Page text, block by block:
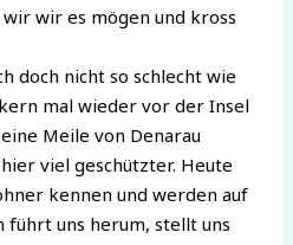
wir es mögen und kross
doch nicht so schlecht wie
mal wieder vor der Insel
Meile von Denarau
viel geschützter. Heute
kennen und werden auf
führt uns herum, stellt uns